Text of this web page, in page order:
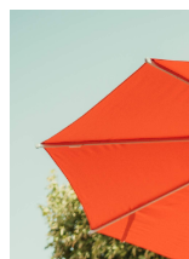
0831 -